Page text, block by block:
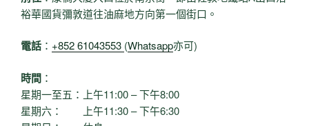
裕華國貨彌敦道往油麻地方向第一個街口。
電話 ： +852 61043553 (Whatsapp亦可)
時間 ：
星期一至五：上午11:00 – 下午8:00
星期六： 上午11:30 – 下午6:30